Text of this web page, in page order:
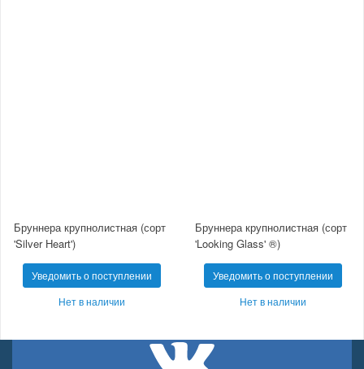
Бруннера крупнолистная (сорт
'Silver Heart')
Уведомить о поступлении
Нет в наличии
Бруннера крупнолистная (сорт
'Looking Glass' ®)
Уведомить о поступлении
Нет в наличии